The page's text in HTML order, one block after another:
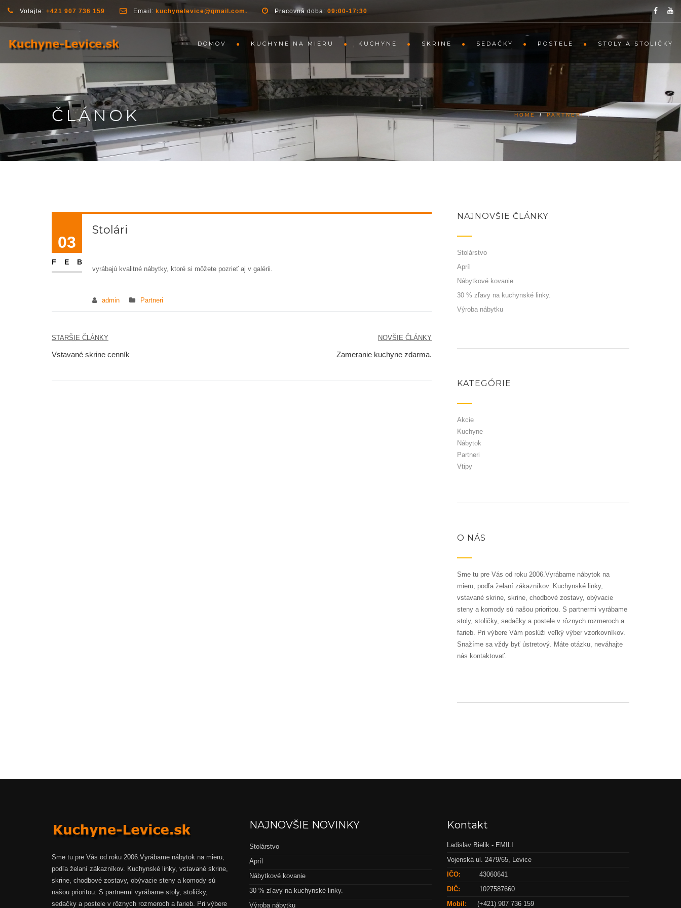
Volajte: +421 907 736 159 Email: kuchynelevice@gmail.com. Pracovná doba: 09:00-17:30
DOMOV KUCHYNE NA MIERU KUCHYNE SKRINE SEDAČKY POSTELE STOLY A STOLIČKY
ČLÁNOK HOME / PARTNERI /
03
FEB
Stolári
vyrábajú kvalitné nábytky, ktoré si môžete pozrieť aj v galérii.
admin Partneri
Navigácia
STARŠIE ČLÁNKY
Vstavané skrine cenník
NOVŠIE ČLÁNKY
Zameranie kuchyne zdarma.
NAJNOVŠIE ČLÁNKY
Stolárstvo
Apríl
Nábytkové kovanie
30 % zľavy na kuchynské linky.
Výroba nábytku
KATEGÓRIE
Akcie
Kuchyne
Nábytok
Partneri
Vtipy
O NÁS
Sme tu pre Vás od roku 2006.Vyrábame nábytok na
mieru, podľa želaní zákazníkov. Kuchynské linky,
vstavané skrine, skrine, chodbové zostavy, obývacie
steny a komody sú našou prioritou. S partnermi vyrábame
stoly, stoličky, sedačky a postele v rôznych rozmeroch a
farieb. Pri výbere Vám poslúži veľký výber vzorkovníkov.
Snažíme sa vždy byť ústretový. Máte otázku, neváhajte
nás kontaktovať.
Sme tu pre Vás od roku 2006.Vyrábame nábytok na mieru,
podľa želaní zákazníkov. Kuchynské linky, vstavané skrine,
skrine, chodbové zostavy, obývacie steny a komody sú
našou prioritou. S partnermi vyrábame stoly, stoličky,
sedačky a postele v rôznych rozmeroch a farieb. Pri výbere
NAJNOVŠIE NOVINKY
Stolárstvo
Apríl
Nábytkové kovanie
30 % zľavy na kuchynské linky.
Výroba nábytku
Kontakt
Ladislav Bielik - EMILI
Vojenská ul. 2479/65, Levice
IČO:
43060641
DIČ:
1027587660
Mobil:
(+421) 907 736 159